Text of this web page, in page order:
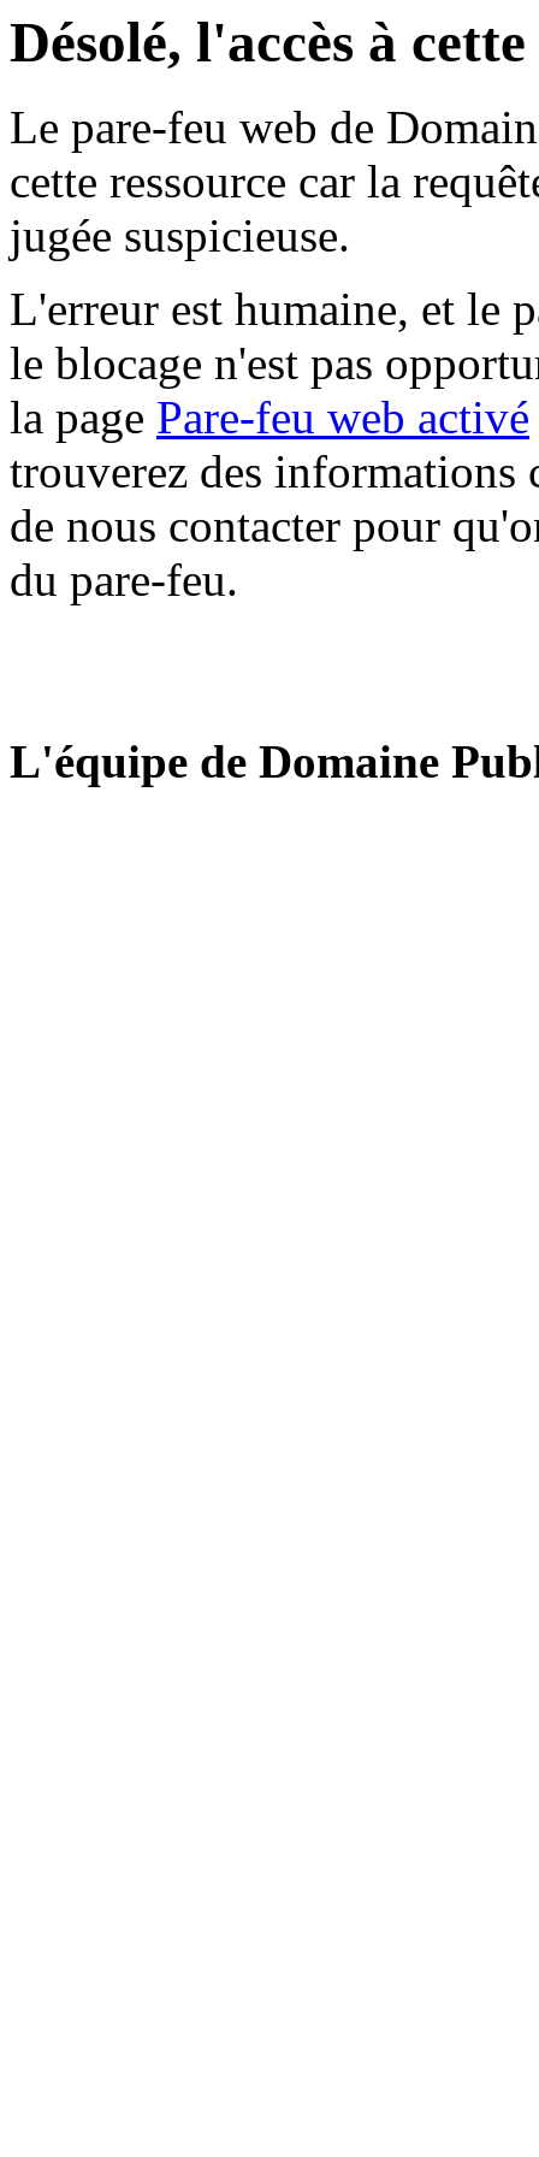
Désolé, l'accès à
Le pare-feu web de
cette ressource car la
jugée suspicieuse.
L'erreur est humaine, et le
le blocage n'est pas
la page Pare-feu web activé
trouverez des informations
de nous contacter pour
du pare-feu.
L'équipe de Domaine